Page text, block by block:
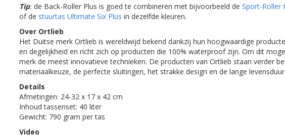
Tip:de Back-Roller Plus is goed te combineren met bijvoorbeeld de Sport-Roller
of de stuurtas Ultimate Six Plus in dezelfde kleuren.
Over Ortlieb
Het Duitse merk Ortlieb is wereldwijd bekend dankzij hun hoogwaardige
en degelijkheid en richt zich op producten die 100% waterproof zijn. Om dit
merk de meest innovatieve technieken. De producten van Ortlieb staan verder
materiaalkeuze, de perfecte sluitingen, het strakke design en de lange levensduur.
Details
Afmetingen: 24-32 x 17 x 42 cm
Inhoud tassenset: 40 liter
Gewicht: 790 gram per tas
Video